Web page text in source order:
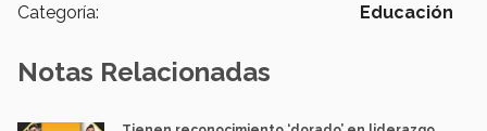
Categoría: Educación
Notas Relacionadas